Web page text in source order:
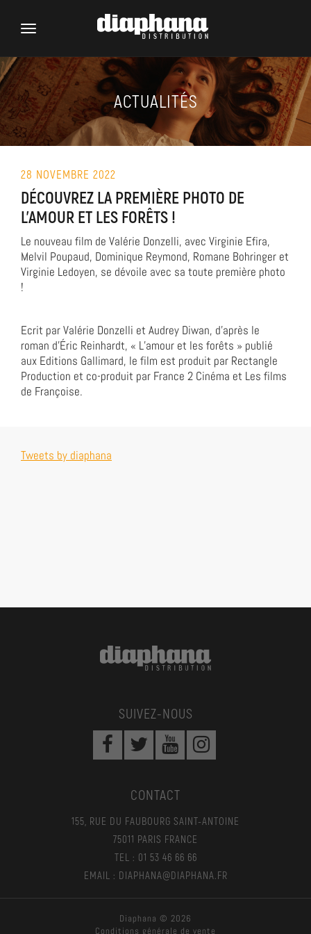
Toggle
ACTUALITÉS
28 NOVEMBRE 2022
DÉCOUVREZ LA PREMIÈRE PHOTO DE
L’AMOUR ET LES FORÊTS !
Le nouveau film de Valérie Donzelli, avec Virginie Efira,
Melvil Poupaud, Dominique Reymond, Romane Bohringer et
Virginie Ledoyen, se dévoile avec sa toute première photo
!
Ecrit par Valérie Donzelli et Audrey Diwan, d’après le
roman d’Éric Reinhardt, « L’amour et les forêts » publié
aux Editions Gallimard, le film est produit par Rectangle
Production et co-produit par France 2 Cinéma et Les films
de Françoise.
Tweets by diaphana
SUIVEZ-NOUS
CONTACT
155, RUE DU FAUBOURG SAINT-ANTOINE
75011 PARIS FRANCE
TEL : 01 53 46 66 66
EMAIL : DIAPHANA@DIAPHANA.FR
Diaphana © 2026
Conditions générale de vente